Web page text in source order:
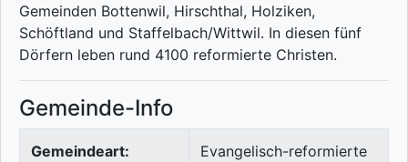
Gemeinden Bottenwil, Hirschthal, Holziken,
Schöftland und Staffelbach/Wittwil. In diesen fünf
Dörfern leben rund 4100 reformierte Christen.
Gemeinde-Info
Gemeindeart:
Evangelisch-reformierte